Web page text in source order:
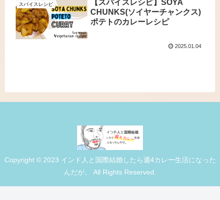
スパイスレシピ
【スパイスレシピ】SOYA
CHUNKS(ソイヤーチャンクス)
ポテトのカレーレシピ
2025.01.04
Copyright © 2023 インド人と国際結婚したら週4カレー生活になった
んだが。 All Rights Reserved.